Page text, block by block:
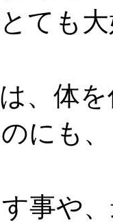
ても
、体
にも
事や